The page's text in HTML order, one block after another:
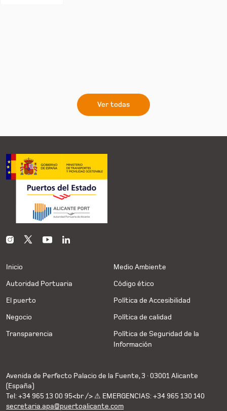
Ver todas
Inicio
Autoridad Portuaria
El puerto
Negocio
Transparencia
Medio Ambiente
Código ético
Política de Accesibilidad
Política de calidad
Política de Seguridad de la
Información
Avenida de Perfecto Palacio de la Fuente, 3 · 03001 Alicante
(España)
Tel: +34 965 13 00 95<br /> ⚠ EMERGENCIAS: +34 965 130 140
secretaria.apa@puertoalicante.com